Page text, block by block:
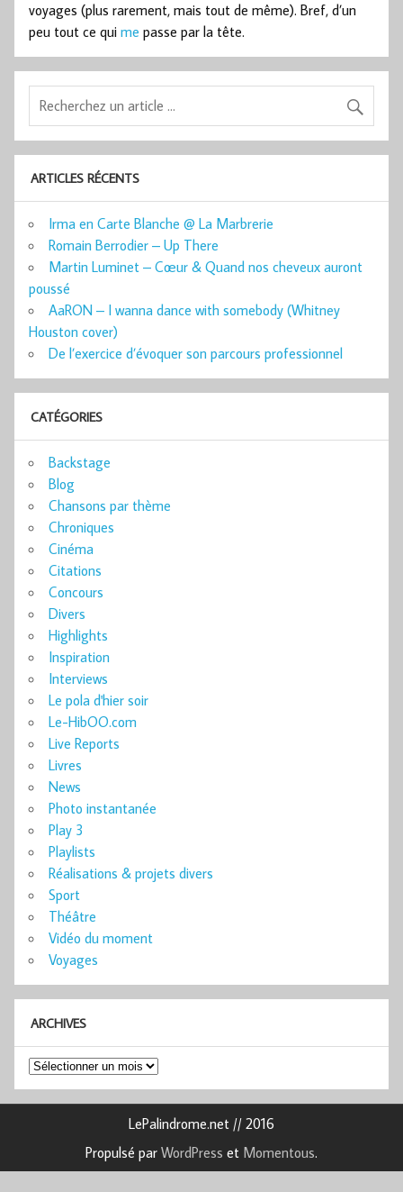
voyages (plus rarement, mais tout de même). Bref, d’un
peu tout ce qui me passe par la tête.
ARTICLES RÉCENTS
Irma en Carte Blanche @ La Marbrerie
Romain Berrodier – Up There
Martin Luminet – Cœur & Quand nos cheveux auront
poussé
AaRON – I wanna dance with somebody (Whitney
Houston cover)
De l’exercice d’évoquer son parcours professionnel
CATÉGORIES
Backstage
Blog
Chansons par thème
Chroniques
Cinéma
Citations
Concours
Divers
Highlights
Inspiration
Interviews
Le pola d'hier soir
Le-HibOO.com
Live Reports
Livres
News
Photo instantanée
Play 3
Playlists
Réalisations & projets divers
Sport
Théâtre
Vidéo du moment
Voyages
ARCHIVES
Archives
LePalindrome.net // 2016
Propulsé par WordPress et Momentous.